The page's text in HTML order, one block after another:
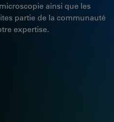
ainsi que les
partie de la communauté
expertise.